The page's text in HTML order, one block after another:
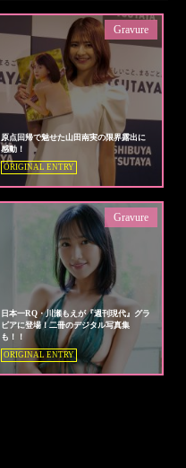
原点回帰で魅せた山田南実の限界露出に
感動！
ORIGINAL ENTRY
Gravure
日本一RQ・川瀬もえが『週刊現代』グラ
ビアに登場！二冊のデジタル写真集
も！！
ORIGINAL ENTRY
Gravure